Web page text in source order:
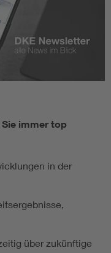
immer top
in der
über zukünftige